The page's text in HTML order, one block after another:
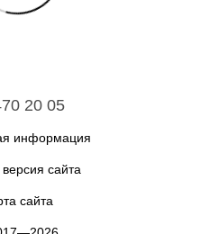
20 05
информация
сайта
сайта